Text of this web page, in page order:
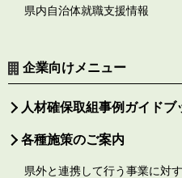
県内自治体就職支援情報
企業向けメニュー
人材確保取組事例ガイドブ
各種施策のご案内
県外と連携して行う事業に対